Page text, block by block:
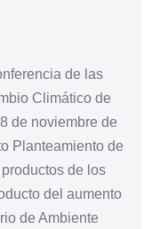
de las
Climático de
de noviembre de
Planteamiento de
de los
del aumento
de Ambiente